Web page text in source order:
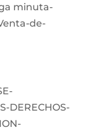
minuta-
de-
DERECHOS-